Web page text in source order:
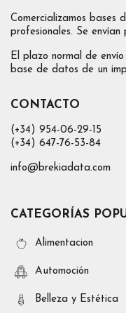
Comercializamos bases
profesionales. Se envían
El plazo normal de
base de datos de un
CONTACTO
(+34) 954-06-29-15
(+34) 647-76-53-84
info@brekiadata.com
CATEGORÍAS
Alimentacion
Automoción
Belleza y Estética